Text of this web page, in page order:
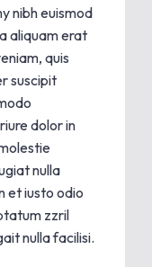
nibh euismod
aliquam erat
quis
suscipit
dolor in
nulla
et iusto odio
zzril
nulla facilisi.